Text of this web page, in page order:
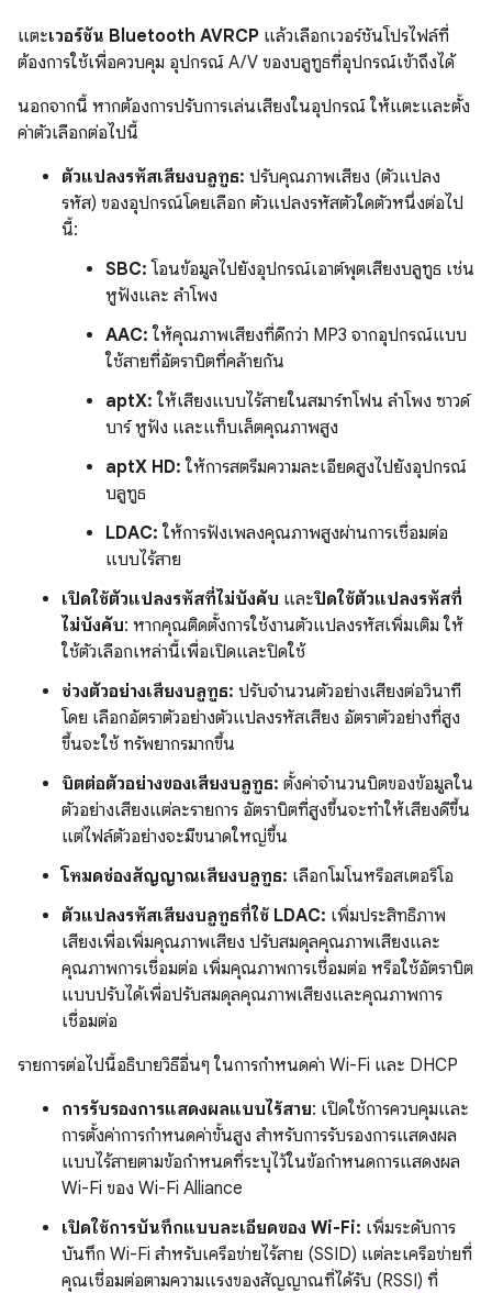
แตะเวอร์ชัน Bluetooth AVRCP แล้วเลือกเวอร์ชันโปรไฟล์ที่
ต้องการใช้เพื่อควบคุม อุปกรณ์ A/V ของบลูทูธที่อุปกรณ์เข้าถึงได้
นอกจากนี้ หากต้องการปรับการเล่นเสียงในอุปกรณ์ ให้แตะและตั้ง
ค่าตัวเลือกต่อไปนี้
ตัวแปลงรหัสเสียงบลูทูธ: ปรับคุณภาพเสียง (ตัวแปลง
รหัส) ของอุปกรณ์โดยเลือก ตัวแปลงรหัสตัวใดตัวหนึ่งต่อไป
นี้:
SBC: โอนข้อมูลไปยังอุปกรณ์เอาต์พุตเสียงบลูทูธ เช่น
หูฟังและ ลำโพง
AAC: ให้คุณภาพเสียงที่ดีกว่า MP3 จากอุปกรณ์แบบ
ใช้สายที่อัตราบิตที่คล้ายกัน
aptX: ให้เสียงแบบไร้สายในสมาร์ทโฟน ลำโพง ซาวด์
บาร์ หูฟัง และแท็บเล็ตคุณภาพสูง
aptX HD: ให้การสตรีมความละเอียดสูงไปยังอุปกรณ์
บลูทูธ
LDAC: ให้การฟังเพลงคุณภาพสูงผ่านการเชื่อมต่อ
แบบไร้สาย
เปิดใช้ตัวแปลงรหัสที่ไม่บังคับ และปิดใช้ตัวแปลงรหัสที่
ไม่บังคับ: หากคุณติดตั้งการใช้งานตัวแปลงรหัสเพิ่มเติม ให้
ใช้ตัวเลือกเหล่านี้เพื่อเปิดและปิดใช้
ช่วงตัวอย่างเสียงบลูทูธ: ปรับจำนวนตัวอย่างเสียงต่อวินาที
โดย เลือกอัตราตัวอย่างตัวแปลงรหัสเสียง อัตราตัวอย่างที่สูง
ขึ้นจะใช้ ทรัพยากรมากขึ้น
บิตต่อตัวอย่างของเสียงบลูทูธ: ตั้งค่าจำนวนบิตของข้อมูลใน
ตัวอย่างเสียงแต่ละรายการ อัตราบิตที่สูงขึ้นจะทำให้เสียงดีขึ้น
แต่ไฟล์ตัวอย่างจะมีขนาดใหญ่ขึ้น
โหมดช่องสัญญาณเสียงบลูทูธ: เลือกโมโนหรือสเตอริโอ
ตัวแปลงรหัสเสียงบลูทูธที่ใช้ LDAC: เพิ่มประสิทธิภาพ
เสียงเพื่อเพิ่มคุณภาพเสียง ปรับสมดุลคุณภาพเสียงและ
คุณภาพการเชื่อมต่อ เพิ่มคุณภาพการเชื่อมต่อ หรือใช้อัตราบิต
แบบปรับได้เพื่อปรับสมดุลคุณภาพเสียงและคุณภาพการ
เชื่อมต่อ
รายการต่อไปนี้อธิบายวิธีอื่นๆ ในการกำหนดค่า Wi-Fi และ DHCP
การรับรองการแสดงผลแบบไร้สาย: เปิดใช้การควบคุมและ
การตั้งค่าการกำหนดค่าขั้นสูง สำหรับการรับรองการแสดงผล
แบบไร้สายตามข้อกำหนดที่ระบุไว้ในข้อกำหนดการแสดงผล
Wi-Fi ของ Wi-Fi Alliance
เปิดใช้การบันทึกแบบละเอียดของ Wi-Fi: เพิ่มระดับการ
บันทึก Wi-Fi สำหรับเครือข่ายไร้สาย (SSID) แต่ละเครือข่ายที่
คุณเชื่อมต่อตามความแรงของสัญญาณที่ได้รับ (RSSI) ที่